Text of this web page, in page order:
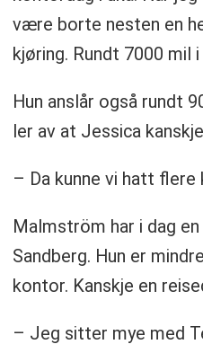
være borte nesten en
kjøring. Rundt 7000 mil
Hun anslår også rundt
ler av at Jessica
– Da kunne vi hatt flere
Malmström har i dag
Sandberg. Hun er
kontor. Kanskje en
– Jeg sitter mye med